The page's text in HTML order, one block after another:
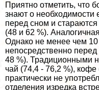
Приятно отметить, что
знают о необходимости
перед сном и
(48 и 62 %).
Однако не менее чем
непосредственно
48 %). Традиционными
чай (74,4 - 76,2 %), кофе
пpaктически не
отделения изредка